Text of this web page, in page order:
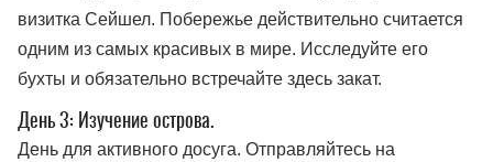
визитка Сейшел. Побережье действительно считается
одним из самых красивых в мире. Исследуйте его
бухты и обязательно встречайте здесь закат.
День 3: Изучение острова.
День для активного досуга. Отправляйтесь на